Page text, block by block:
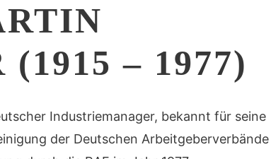
– 1977)
Industriemanager, bekannt für seine
der Deutschen Arbeitgeberverbände